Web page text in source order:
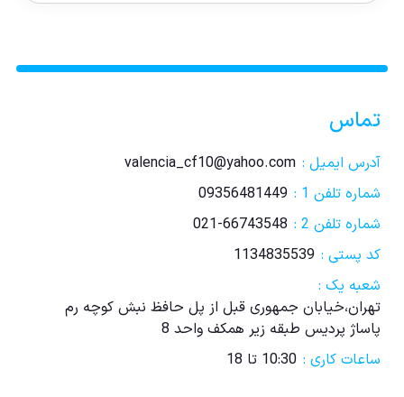
تماس
آدرس ایمیل : valencia_cf10@yahoo.com
شماره تلفن 1 :
09356481449
شماره تلفن 2 :
021-66743548
کد پستی : 1134835539
شعبه یک :
تهران،خیابان جمهوری قبل از پل حافظ نبش کوچه رم
پاساژ پردیس طبقه زیر همکف واحد 8
ساعات کاری : 10:30 تا 18